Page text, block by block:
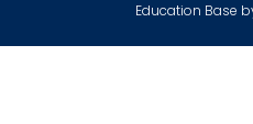
Education Base